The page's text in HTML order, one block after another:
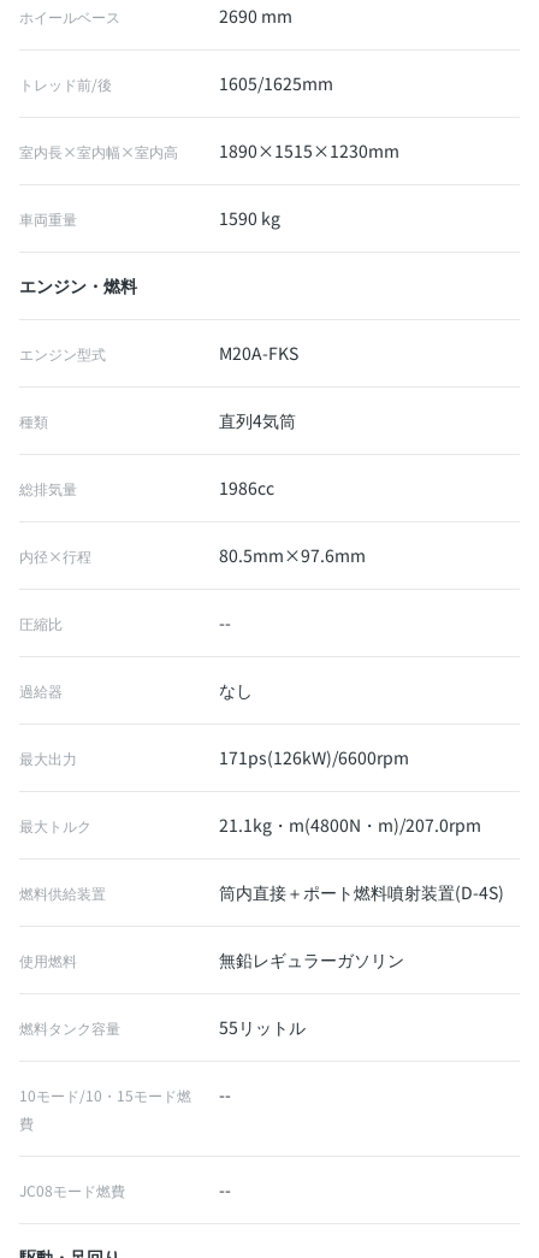
ホイールベース 2690 mm
トレッド前/後 1605/1625mm
室内長×室内幅×室内高 1890×1515×1230mm
車両重量 1590 kg
エンジン・燃料
エンジン型式 M20A-FKS
種類 直列4気筒
総排気量 1986cc
内径×行程 80.5mm×97.6mm
圧縮比 --
過給器 なし
最大出力 171ps(126kW)/6600rpm
最大トルク 21.1kg・m(4800N・m)/207.0rpm
燃料供給装置 筒内直接＋ポート燃料噴射装置(D-4S)
使用燃料 無鉛レギュラーガソリン
燃料タンク容量 55リットル
10モード/10・15モード燃
費
--
JC08モード燃費 --